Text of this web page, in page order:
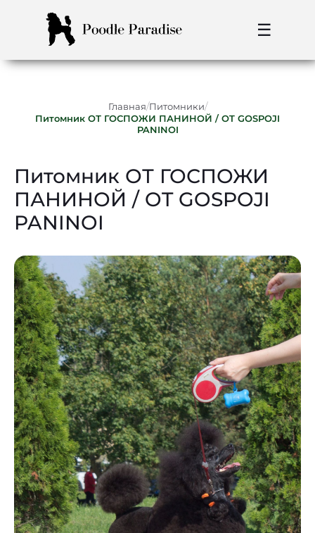
☰
Главная/Питомники/
Питомник ОТ ГОСПОЖИ ПАНИНОЙ / OT GOSPOJI
PANINOI
Питомник ОТ ГОСПОЖИ
ПАНИНОЙ / OT GOSPOJI
PANINOI